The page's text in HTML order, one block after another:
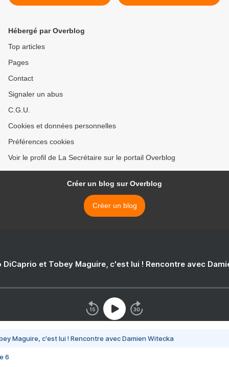
Hébergé par Overblog
Top articles
Pages
Contact
Signaler un abus
C.G.U.
Cookies et données personnelles
Préférences cookies
Voir le profil de La Secrétaire sur le portail Overblog
Créer un blog sur Overblog
Créer un blog
DiCaprio et Tobey Maguire, c'est lui ! Rencontre avec
Maguire, c'est lui ! Rencontre avec Damien Witecka
6